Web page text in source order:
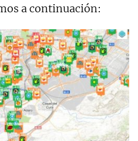
a continuación: